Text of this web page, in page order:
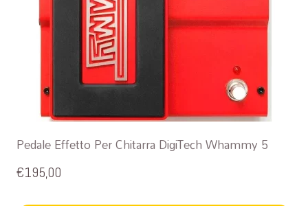
Pedale Effetto Per Chitarra DigiTech Whammy 5
€195,00